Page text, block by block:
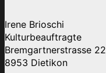
Irene Brioschi
Kulturbeauftragte
Bremgartnerstrasse 22
8953 Dietikon